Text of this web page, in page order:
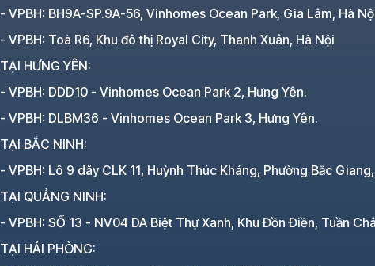
- VPBH: BH9A-SP.9A-56, Vinhomes Ocean Park, Gia Lâm, Hà
- VPBH: Toà R6, Khu đô thị Royal City, Thanh Xuân, Hà Nội
TẠI HƯNG YÊN:
- VPBH: DDD10 - Vinhomes Ocean Park 2, Hưng Yên.
- VPBH: DLBM36 - Vinhomes Ocean Park 3, Hưng Yên.
TẠI BẮC NINH:
- VPBH: Lô 9 dãy CLK 11, Huỳnh Thúc Kháng, Phường Bắc
TẠI QUẢNG NINH:
- VPBH: SỐ 13 - NV04 DA Biệt Thự Xanh, Khu Đồn Điền, Tuần
TẠI HẢI PHÒNG: